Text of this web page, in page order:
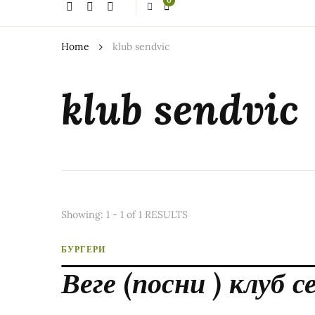
Home klub sendvic
klub sendvic
Showing: 1 - 1 of 1 RESULTS
БУРГЕРИ
Веге (посни ) клуб